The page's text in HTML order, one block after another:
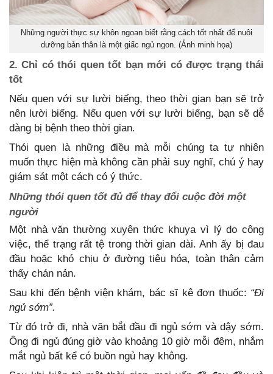
Những người thực sự khôn ngoan biết rằng cách tốt nhất để nuôi
dưỡng bản thân là một giấc ngủ ngon. (Ảnh minh họa)
2. Chỉ có thói quen tốt bạn mới có được trạng thái
tốt
Nếu quen với sự lười biếng, theo thời gian bạn sẽ trở
nên lười biếng. Nếu quen với sự lười biếng, bạn sẽ dễ
dàng bị bệnh theo thời gian.
Thói quen là những điều mà mỗi chúng ta tự nhiên
muốn thực hiện mà không cần phải suy nghĩ, chú ý hay
giám sát một cách có ý thức.
Những thói quen tốt đủ để thay đổi cuộc đời một
người
Một nhà văn thường xuyên thức khuya vì lý do công
việc, thể trạng rất tệ trong thời gian dài. Anh ấy bị đau
đầu hoặc khó chịu ở đường tiêu hóa, toàn thân cảm
thấy chán nản.
Sau khi đến bệnh viện khám, bác sĩ kê đơn thuốc: “Đi
ngủ sớm”.
Từ đó trở đi, nhà văn bắt đầu đi ngủ sớm và dậy sớm.
Ông đi ngủ đúng giờ vào khoảng 10 giờ mỗi đêm, nhắm
mắt ngủ bất kể có buồn ngủ hay không.